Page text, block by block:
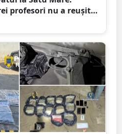
profesori nu a reușit